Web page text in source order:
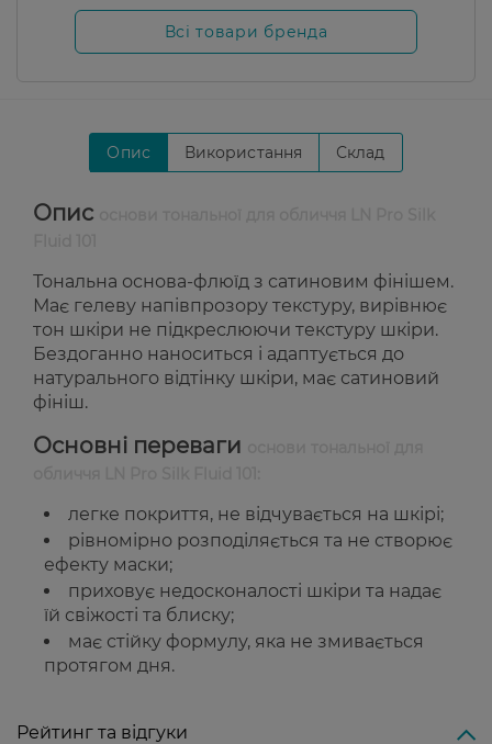
Всі товари бренда
Опис Використання Склад
Опис
Тональна основа-флюїд з сатиновим фінішем.
Має гелеву напівпрозору текстуру, вирівнює
тон шкіри не підкреслюючи текстуру шкіри.
Бездоганно наноситься і адаптується до
натурального відтінку шкіри, має сатиновий
фініш.
Основні переваги
легке покриття, не відчувається на шкірі;
рівномірно розподіляється та не створює
ефекту маски;
приховує недосконалості шкіри та надає
їй свіжості та блиску;
має стійку формулу, яка не змивається
протягом дня.
Рейтинг та відгуки